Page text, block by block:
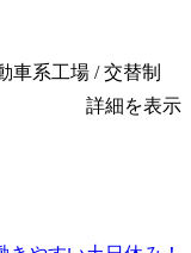
車系工場 / 交替制
詳細を表示